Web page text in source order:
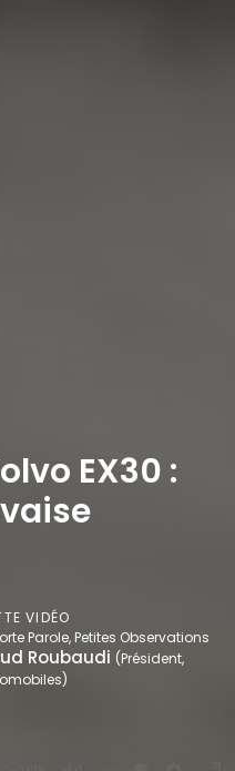
EX30 :
VIDÉO
Parole, Petites Observations
Roubaudi (Président,
vous pour ajouter des